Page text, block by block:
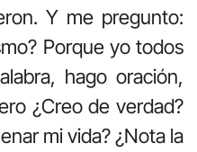
Y me pregunto:
Porque yo todos
hago oración,
¿Creo de verdad?
mi vida? ¿Nota la